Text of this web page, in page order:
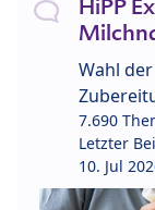
HiPP
Wahl
7.690
Letzter
10. Jul